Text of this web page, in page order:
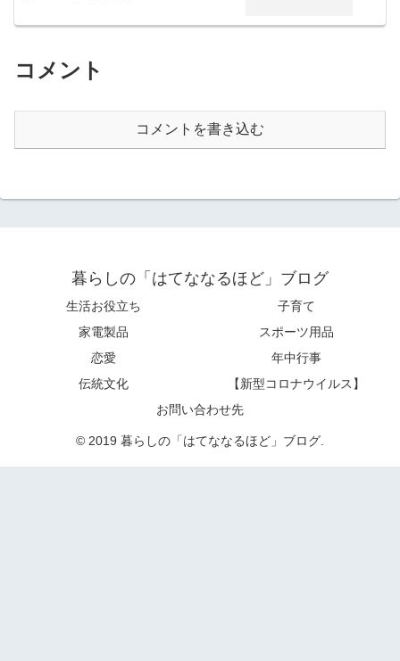
コメント
コメントを書き込む
暮らしの「はてななるほど」ブログ
生活お役立ち
子育て
家電製品
スポーツ用品
恋愛
年中行事
伝統文化
【新型コロナウイルス】
お問い合わせ先
© 2019 暮らしの「はてななるほど」ブログ.